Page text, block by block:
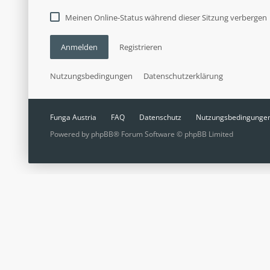
Meinen Online-Status während dieser Sitzung verbergen
Anmelden Registrieren
Nutzungsbedingungen Datenschutzerklärung
Funga Austria FAQ Datenschutz
Powered by phpBB® Forum Software © phpBB Limited